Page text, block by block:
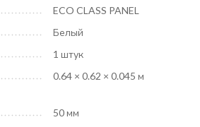
ECO CLASS PANEL
Белый
1 штук
0.64 × 0.62 × 0.045 м
50 мм